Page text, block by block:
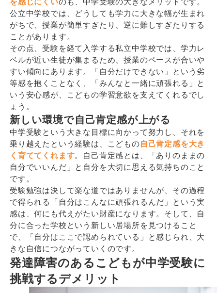
を感じにくいのも、中学受験の大きなメリットです。
公立中学校では、どうしても学力に大きな幅が生まれ
がちで、授業が簡単すぎたり、逆に難しすぎたりする
ことがあります。
その点、受験を経て入学する私立中学校では、学力レ
ベルが近い生徒が集まるため、授業のペースが合いや
すい傾向にあります。「自分だけできない」という劣
等感を抱くことなく、「みんなと一緒に頑張れる」と
いう安心感が、こどもの学習意欲を支えてくれるでし
ょう。
新しい環境で自己肯定感が上がる
中学受験という大きな目標に向かって努力し、それを
乗り越えたという経験は、こどもの自己肯定感を大き
く育ててくれます。自己肯定感とは、「ありのままの
自分でいいんだ」と自分を大切に思える気持ちのこと
です。
受験勉強は決して楽な道ではありませんが、その過程
で得られる「自分はこんなに頑張れるんだ」という実
感は、何にも代えがたい財産になります。そして、自
分に合った学校という新しい居場所を見つけること
で、「自分はここで認められている」と感じられ、大
きな自信につながっていくのです。
発達障害のあるこどもが中学受験に
挑戦するデメリット